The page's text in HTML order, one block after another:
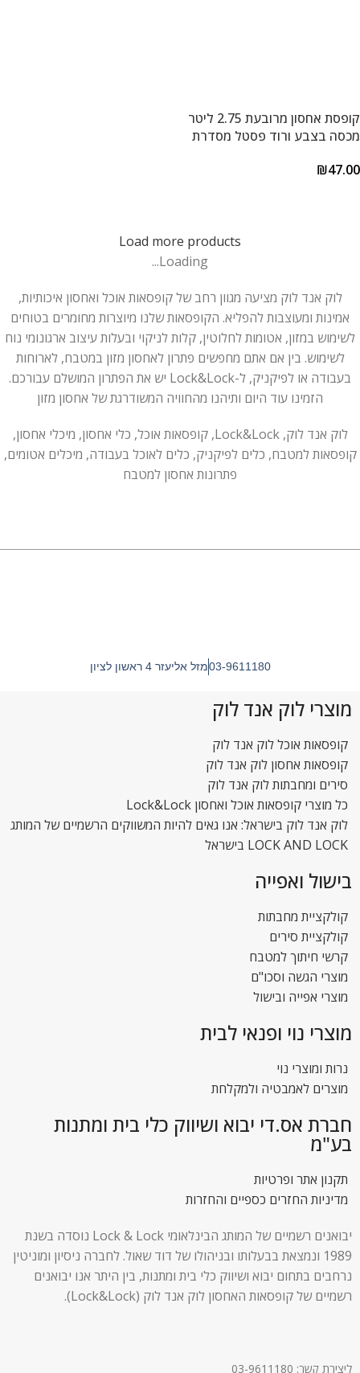
קופסת אחסון מרובעת 2.75 ליטר
מכסה בצבע ורוד פסטל מסדרת
₪47.00
Load more products
Loading...
לוק אנד לוק מציעה מגוון רחב של קופסאות אוכל ואחסון איכותיות,
אמינות ומעוצבות להפליא. הקופסאות שלנו מיוצרות מחומרים בטוחים
לשימוש במזון, אטומות לחלוטין, קלות לניקוי ובעלות עיצוב ארגונומי נוח
לשימוש. בין אם אתם מחפשים פתרון לאחסון מזון במטבח, לארוחות
בעבודה או לפיקניק, ל-Lock&Lock יש את הפתרון המושלם עבורכם.
הזמינו עוד היום ותיהנו מהחוויה המשודרגת של אחסון מזון
לוק אנד לוק, Lock&Lock, קופסאות אוכל, כלי אחסון, מיכלי אחסון,
קופסאות למטבח, כלים לפיקניק, כלים לאוכל בעבודה, מיכלים אטומים,
פתרונות אחסון למטבח
03-9611180מזל אליעזר 4 ראשון לציון
מוצרי לוק אנד לוק
קופסאות אוכל לוק אנד לוק
קופסאות אחסון לוק אנד לוק
סירים ומחבתות לוק אנד לוק
כל מוצרי קופסאות אוכל ואחסון Lock&Lock
לוק אנד לוק בישראל: אנו גאים להיות המשווקים הרשמיים של המותג
LOCK AND LOCK בישראל
בישול ואפייה
קולקציית מחבתות
קולקציית סירים
קרשי חיתוך למטבח
מוצרי הגשה וסכו"ם
מוצרי אפייה ובישול
מוצרי נוי ופנאי לבית
נרות ומוצרי נוי
מוצרים לאמבטיה ולמקלחת
חברת אס.די יבוא ושיווק כלי בית ומתנות
בע"מ
תקנון אתר ופרטיות
מדיניות החזרים כספיים והחזרות
יבואנים רשמיים של המותג הבינלאומי Lock & Lock נוסדה בשנת
1989 ונמצאת בבעלותו ובניהולו של דוד שאול. לחברה ניסיון ומוניטין
נרחבים בתחום יבוא ושיווק כלי בית ומתנות, בין היתר אנו יבואנים
רשמיים של קופסאות האחסון לוק אנד לוק (Lock&Lock).
ליצירת קשר: 03-9611180